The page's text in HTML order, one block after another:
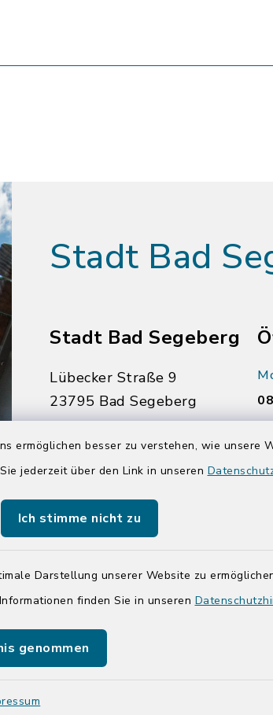
ermöglichen besser zu verstehen, wie unsere
jederzeit über den Link in unseren
Ich stimme nicht zu
Darstellung unserer Website zu
finden Sie in unseren
genommen
Stadt Bad
Stadt Bad Segeberg
Lübecker Straße 9
23795 Bad Segeberg
youtube
Quicklinks
Kreis Segeberg
Tourist-Info der Stadt Bad
Segeberg